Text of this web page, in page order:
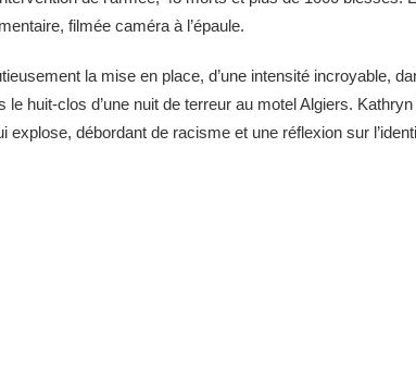
filmée caméra à l’épaule.
la mise en place, d’une intensité incroyable,
le huit-clos d’une nuit de terreur au motel Algiers.
débordant de racisme et une réflexion sur